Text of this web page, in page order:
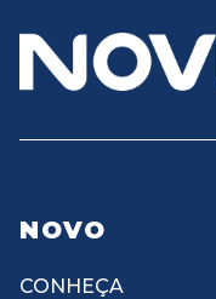
NOVO
CONHEÇA